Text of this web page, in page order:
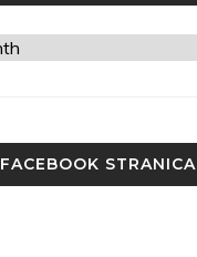
FACEBOOK STRANICA